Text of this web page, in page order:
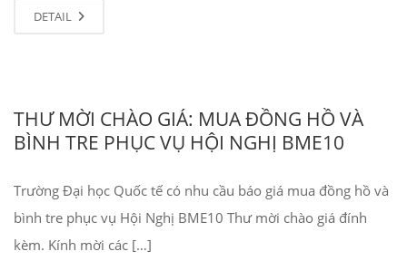
DETAIL
THƯ MỜI CHÀO GIÁ: MUA ĐỒNG HỒ VÀ
BÌNH TRE PHỤC VỤ HỘI NGHỊ BME10
Trường Đại học Quốc tế có nhu cầu báo giá mua đồng hồ và
bình tre phục vụ Hội Nghị BME10 Thư mời chào giá đính
kèm. Kính mời các […]